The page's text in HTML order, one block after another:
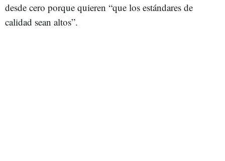
desde cero porque quieren “que los estándares de
calidad sean altos”.